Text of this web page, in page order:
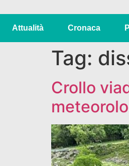
Attualità Cronaca
Tag:
Crollo